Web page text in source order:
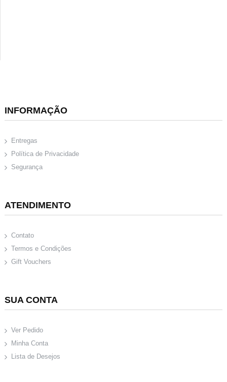
INFORMAÇÃO
Entregas
Política de Privacidade
Segurança
ATENDIMENTO
Contato
Termos e Condições
Gift Vouchers
SUA CONTA
Ver Pedido
Minha Conta
Lista de Desejos